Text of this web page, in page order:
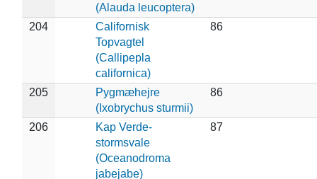
(Alauda leucoptera)
204
Californisk
Topvagtel
(Callipepla
californica)
86
205
Pygmæhejre
(Ixobrychus sturmii)
86
206
Kap Verde-
stormsvale
(Oceanodroma
jabejabe)
87